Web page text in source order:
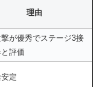
理由
が優秀でステージ3接
評価
定